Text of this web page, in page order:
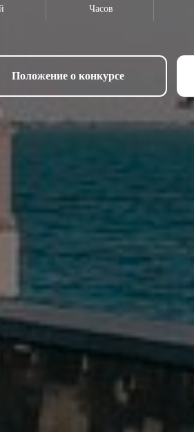
Часов
Положение о конкурсе